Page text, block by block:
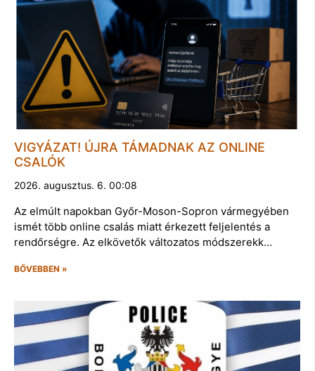
VIGYÁZAT! ÚJRA TÁMADNAK AZ ONLINE
CSALÓK
2026. augusztus. 6. 00:08
Az elmúlt napokban Győr-Moson-Sopron vármegyében
ismét több online csalás miatt érkezett feljelentés a
rendőrségre. Az elkövetők változatos módszerekk…
BŐVEBBEN »